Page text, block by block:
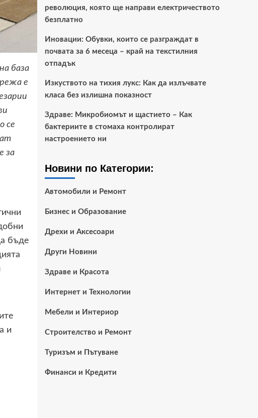
база
е
се
за
бъде
и
революция, която ще направи електричеството
безплатно
Иновации: Обувки, които се разграждат в
почвата за 6 месеца – край на текстилния
отпадък
Изкуството на тихия лукс: Как да излъчвате
класа без излишна показност
Здраве: Микробиомът и щастието – Как
бактериите в стомаха контролират
настроението ни
Новини по Категории:
Автомобили и Ремонт
Бизнес и Образование
Дрехи и Аксесоари
Други Новини
Здраве и Красота
Интернет и Технологии
Мебели и Интериор
Строителство и Ремонт
Туризъм и Пътуване
Финанси и Кредити